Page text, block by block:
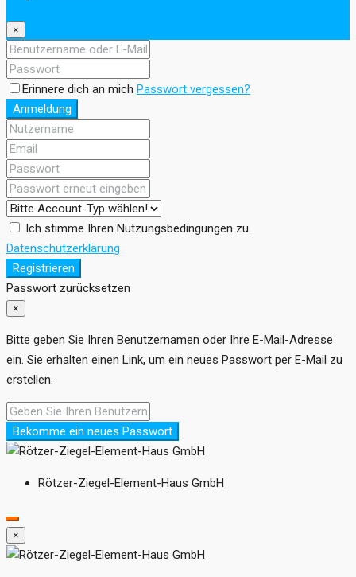
×
Erinnere dich an mich Passwort vergessen?
Anmeldung
Ich stimme Ihren Nutzungsbedingungen zu.
Datenschutzerklärung
Registrieren
Passwort zurücksetzen
×
Bitte geben Sie Ihren Benutzernamen oder Ihre E-Mail-Adresse
ein. Sie erhalten einen Link, um ein neues Passwort per E-Mail zu
erstellen.
Bekomme ein neues Passwort
Rötzer-Ziegel-Element-Haus GmbH
×